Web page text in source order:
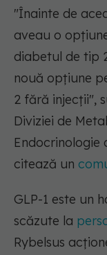
"Înainte de
aveau o
diabetul de tip
nouă opțiune
2 fără injecții",
Diviziei de
Endocrinologie
citează un
GLP-1 este un
scăzute la
Rybelsus